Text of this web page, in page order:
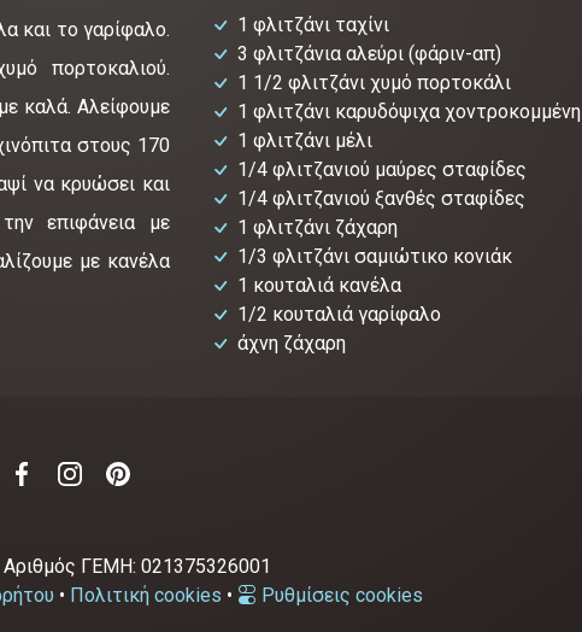
1 φλιτζάνι ταχίνι
3 φλιτζάνια αλεύρι (φάριν-απ)
1 1/2 φλιτζάνι χυμό πορτοκάλι
1 φλιτζάνι καρυδόψιχα χοντροκομμένη
1 φλιτζάνι μέλι
1/4 φλιτζανιού μαύρες σταφίδες
1/4 φλιτζανιού ξανθές σταφίδες
1 φλιτζάνι ζάχαρη
1/3 φλιτζάνι σαμιώτικο κονιάκ
1 κουταλιά κανέλα
1/2 κουταλιά γαρίφαλο
άχνη ζάχαρη
και το γαρίφαλο.
πορτοκαλιού.
καλά. Αλείφουμε
στους 170
να κρυώσει και
επιφάνεια με
με κανέλα
Αριθμός ΓΕΜΗ: 021375326001
• Πολιτική cookies • Ρυθμίσεις cookies